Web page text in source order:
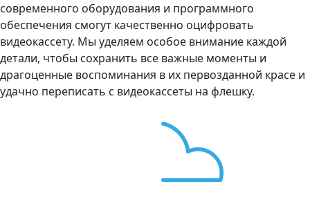
современного оборудования и программного
обеспечения смогут качественно оцифровать
видеокассету. Мы уделяем особое внимание каждой
детали, чтобы сохранить все важные моменты и
драгоценные воспоминания в их первозданной красе и
удачно переписать с видеокассеты на флешку.